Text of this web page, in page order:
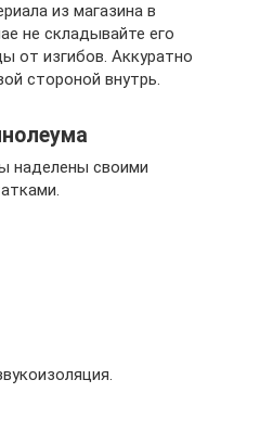
из магазина в
не складывайте его
от изгибов. Аккуратно
стороной внутрь.
наделены своими